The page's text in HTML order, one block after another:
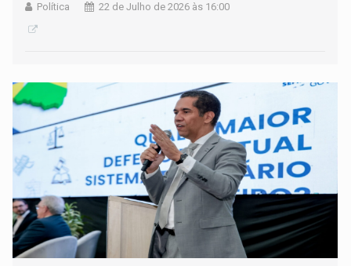
Política 22 de Julho de 2026 às 16:00